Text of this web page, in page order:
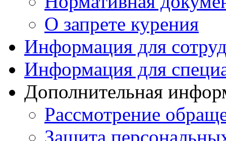
О запрете курения
Информация для
Информация для
Дополнительная
Рассмотрение
Защита